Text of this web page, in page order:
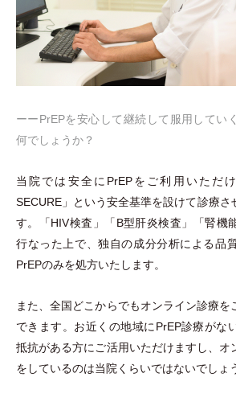
ーーPrEPを安心して継続して服用してい
何でしょうか？
当院では安全にPrEPをご利用いただ
SECURE 」
という安全基準を設けて診療さ
す。
「HIV検査 」 「 B型肝炎検査 」 「腎機
行なった上で、独自の成分分析による品
PrEPのみを処方いたします。
また、全国どこからでもオンライン診療を
できます。お近くの地域にPrEP診療がな
抵抗がある方にご活用いただけますし、オ
をしているのは当院くらいではないでしょ